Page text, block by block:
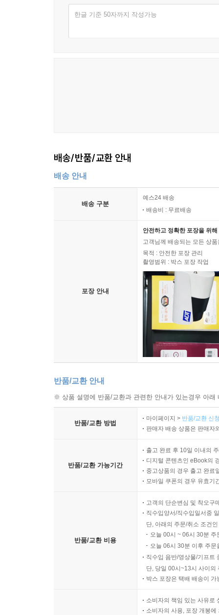
| AI 시대의 희망 메시지
3. 기업 경영진 및 의사결정권자
- AI 기술을 비즈니스에 도입하고자 하는 기업 경영
한글 기준 50자까지 작성가능
배송/반품/교환 안내
배송 안내
배송 구분
예스24 배송
배송비 : 무료배송
포장 안내
안전하고 정확한 포장을 위
고객님께 배송되는 모든 상
목적 : 안전한 포장 관리
촬영범위 : 박스 포장 작업
반품/교환 안내
※ 상품 설명에 반품/교환과 관련한 안내가 있는경우 아
반품/교환 방법
마이페이지 > 반품/교환 신
판매자 배송 상품은 판매자
반품/교환 가능기간
출고 완료 후 10일 이내의
디지털 콘텐츠인 eBook의
중고상품의 경우 출고 완료
모바일 쿠폰의 경우 유효기
반품/교환 비용
고객의 단순변심 및 착오구
직수입양서/직수입일서중
단, 아래의 주문/취소 조건
오늘 00시 ~ 06시 30분
오늘 06시 30분 이후 주
직수입 음반/영상물/기프트
단, 당일 00시~13시 사이의
박스 포장은 택배 배송이
소비자의 책임 있는 사유로
소비자의 사용, 포장 개봉